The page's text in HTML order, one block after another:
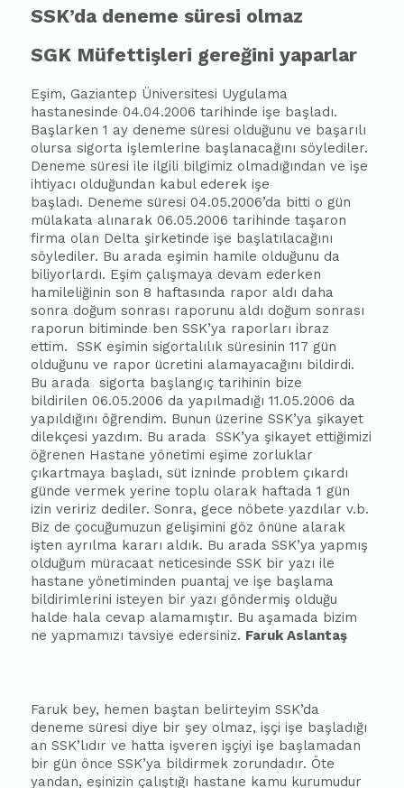
SSK’da deneme süresi olmaz
SGK Müfettişleri gereğini yaparlar
Eşim, Gaziantep Üniversitesi Uygulama
hastanesinde 04.04.2006 tarihinde işe başladı.
Başlarken 1 ay deneme süresi olduğunu ve başarılı
olursa sigorta işlemlerine başlanacağını söylediler.
Deneme süresi ile ilgili bilgimiz olmadığından ve işe
ihtiyacı olduğundan kabul ederek işe
başladı. Deneme süresi 04.05.2006’da bitti o gün
mülakata alınarak 06.05.2006 tarihinde taşaron
firma olan Delta şirketinde işe başlatılacağını
söylediler. Bu arada eşimin hamile olduğunu da
biliyorlardı. Eşim çalışmaya devam ederken
hamileliğinin son 8 haftasında rapor aldı daha
sonra doğum sonrası raporunu aldı doğum sonrası
raporun bitiminde ben SSK’ya raporları ibraz
ettim. SSK eşimin sigortalılık süresinin 117 gün
olduğunu ve rapor ücretini alamayacağını bildirdi.
Bu arada sigorta başlangıç tarihinin bize
bildirilen 06.05.2006 da yapılmadığı 11.05.2006 da
yapıldığını öğrendim. Bunun üzerine SSK’ya şikayet
dilekçesi yazdım. Bu arada SSK’ya şikayet ettiğimizi
öğrenen Hastane yönetimi eşime zorluklar
çıkartmaya başladı, süt izninde problem çıkardı
günde vermek yerine toplu olarak haftada 1 gün
izin veririz dediler. Sonra, gece nöbete yazdılar v.b.
Biz de çocuğumuzun gelişimini göz önüne alarak
işten ayrılma kararı aldık. Bu arada SSK’ya yapmış
olduğum müracaat neticesinde SSK bir yazı ile
hastane yönetiminden puantaj ve işe başlama
bildirimlerini isteyen bir yazı göndermiş olduğu
halde hala cevap alamamıştır. Bu aşamada bizim
ne yapmamızı tavsiye edersiniz. Faruk Aslantaş
Faruk bey, hemen baştan belirteyim SSK’da
deneme süresi diye bir şey olmaz, işçi işe başladığı
an SSK’lıdır ve hatta işveren işçiyi işe başlamadan
bir gün önce SSK’ya bildirmek zorundadır. Öte
yandan, eşinizin çalıştığı hastane kamu kurumudur